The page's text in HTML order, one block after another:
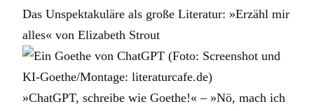
Das Unspektakuläre als große Literatur: »Erzähl mir
alles« von Elizabeth Strout
»ChatGPT, schreibe wie Goethe!« – »Nö, mach ich